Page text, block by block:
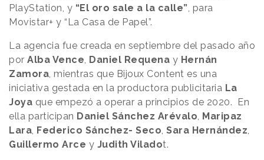
PlayStation, y “El oro sale a la calle”, para
Movistar+ y “La Casa de Papel”.
La agencia fue creada en septiembre del pasado año
por Alba Vence, Daniel Requena y Hernán
Zamora, mientras que Bijoux Content es una
iniciativa gestada en la productora publicitaria La
Joya que empezó a operar a principios de 2020. En
ella participan Daniel Sánchez Arévalo, Maripaz
Lara, Federico Sánchez- Seco, Sara Hernández,
Guillermo Arce y Judith Viladot.